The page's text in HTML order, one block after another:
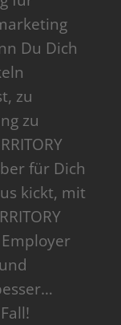
Du Dich
zu
zu
für Dich
kickt, mit